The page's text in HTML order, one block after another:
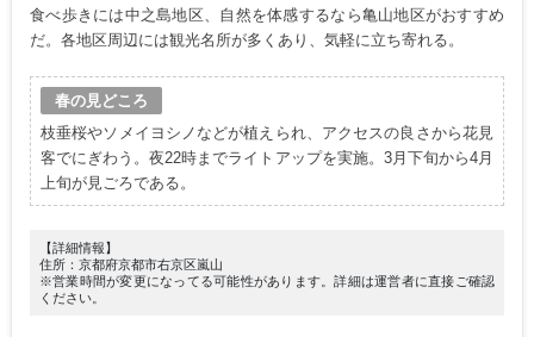
食べ歩きには中之島地区、自然を体感するなら亀山地区がおすすめ
だ。各地区周辺には観光名所が多くあり、気軽に立ち寄れる。
春の見どころ
枝垂桜やソメイヨシノなどが植えられ、アクセスの良さから花見
客でにぎわう。夜22時までライトアップを実施。3月下旬から4月
上旬が見ごろである。
【詳細情報】
住所：京都府京都市右京区嵐山
※営業時間が変更になってる可能性があります。詳細は運営者に直接ご確認
ください。